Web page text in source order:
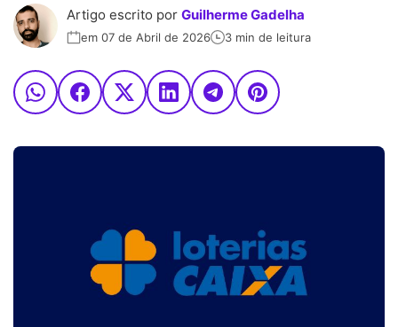
Artigo escrito por Guilherme Gadelha
em 07 de Abril de 2026 3 min de leitura